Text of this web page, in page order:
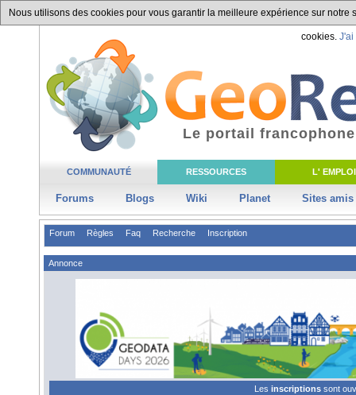
Nous utilisons des cookies pour vous garantir la meilleure expérience sur
cookies. J'ai
COMMUNAUTÉ RESSOURCES L' EMPLOI
Forums Blogs Wiki Planet Sites amis
Le portail
Forum Règles Faq Recherche Inscription
Annonce
Les inscriptions sont